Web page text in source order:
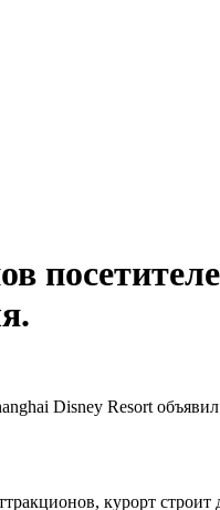
Disney Resort объявил
курорт